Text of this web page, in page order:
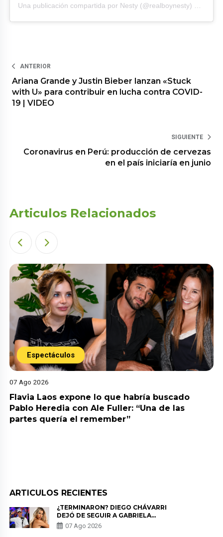
Una publicación compartida por Nesty (@realboynesty) el
ANTERIOR
Ariana Grande y Justin Bieber lanzan «Stuck
with U» para contribuir en lucha contra COVID-
19 | VIDEO
SIGUIENTE
Coronavirus en Perú: producción de cervezas
en el país iniciaría en junio
Articulos Relacionados
Espectáculos
07 Ago 2026
Flavia Laos expone lo que habría buscado
Pablo Heredia con Ale Fuller: “Una de las
partes quería el remember”
ARTICULOS RECIENTES
¿TERMINARON? DIEGO CHÁVARRI
DEJÓ DE SEGUIR A GABRIELA
HERRERA Y ANUNCIA SU SALIDA
DE PÓDCAST
07 Ago 2026